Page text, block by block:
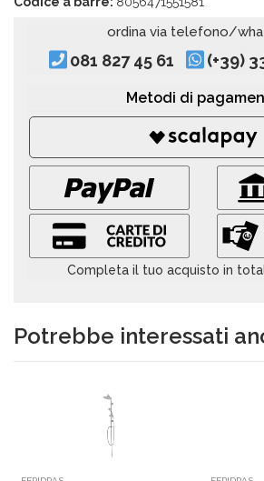
ordina via telefono/
081 827 45 61 (+39)
Metodi di
Completa il tuo acquisto in
Potrebbe interessati